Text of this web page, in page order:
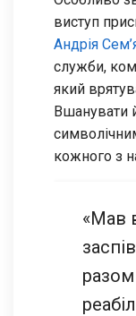
виступ
Андрія
служби,
який
Вшанувати
кожного з
«Мав